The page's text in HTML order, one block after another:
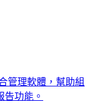
管理軟體，幫助組
功能。